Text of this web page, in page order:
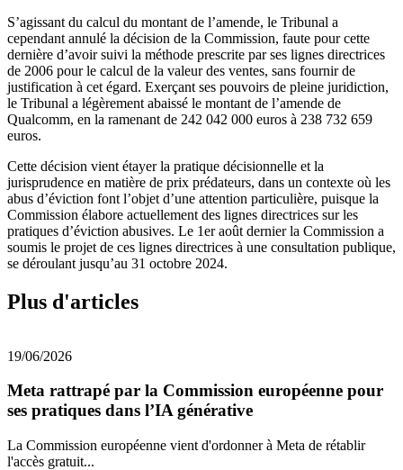
S’agissant du calcul du montant de l’amende, le Tribunal a
cependant annulé la décision de la Commission, faute pour cette
dernière d’avoir suivi la méthode prescrite par ses lignes directrices
de 2006 pour le calcul de la valeur des ventes, sans fournir de
justification à cet égard. Exerçant ses pouvoirs de pleine juridiction,
le Tribunal a légèrement abaissé le montant de l’amende de
Qualcomm, en la ramenant de 242 042 000 euros à 238 732 659
euros.
Cette décision vient étayer la pratique décisionnelle et la
jurisprudence en matière de prix prédateurs, dans un contexte où les
abus d’éviction font l’objet d’une attention particulière, puisque la
Commission élabore actuellement des lignes directrices sur les
pratiques d’éviction abusives. Le 1er août dernier la Commission a
soumis le projet de ces lignes directrices à une consultation publique,
se déroulant jusqu’au 31 octobre 2024.
Plus d'articles
19/06/2026
Meta rattrapé par la Commission européenne pour
ses pratiques dans l’IA générative
La Commission européenne vient d'ordonner à Meta de rétablir
l'accès gratuit...